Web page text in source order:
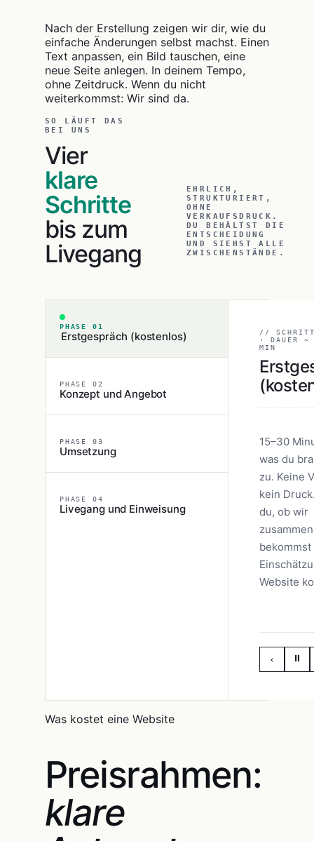
Nach der Erstellung zeigen wir dir, wie du
einfache Änderungen selbst machst. Einen
Text anpassen, ein Bild tauschen, eine
neue Seite anlegen. In deinem Tempo,
ohne Zeitdruck. Wenn du nicht
weiterkommst: Wir sind da.
SO LÄUFT DAS
BEI UNS
Vier
klare
Schritte
bis zum
Livegang
EHRLICH,
STRUKTURIERT,
OHNE
VERKAUFSDRUCK.
DU BEHÄLTST DIE
ENTSCHEIDUNG
UND SIEHST ALLE
ZWISCHENSTÄNDE.
PHASE 01
Erstgespräch (kostenlos)
PHASE 02
Konzept und Angebot
PHASE 03
Umsetzung
PHASE 04
Livegang und Einweisung
//
· DAUER
MIN
15–30
was du
zu. Keine
kein
du, ob wir
Website
‹ ⏸
Was kostet eine Website
Preisrahmen:
klare